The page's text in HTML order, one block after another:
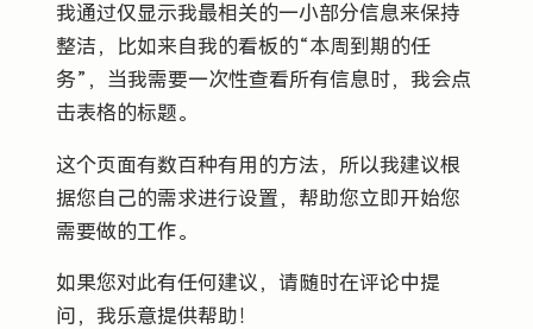
我通过仅显示我最相关的一小部分信息来保持
整洁，比如来自我的看板的“本周到期的任
务”，当我需要一次性查看所有信息时，我会点
击表格的标题。
这个页面有数百种有用的方法，所以我建议根
据您自己的需求进行设置，帮助您立即开始您
需要做的工作。
如果您对此有任何建议，请随时在评论中提
问，我乐意提供帮助！